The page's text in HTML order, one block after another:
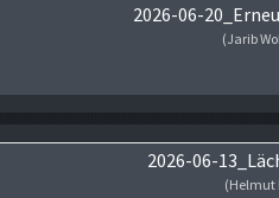
2026-06-
(Jarib
2026-06-
(Helmut